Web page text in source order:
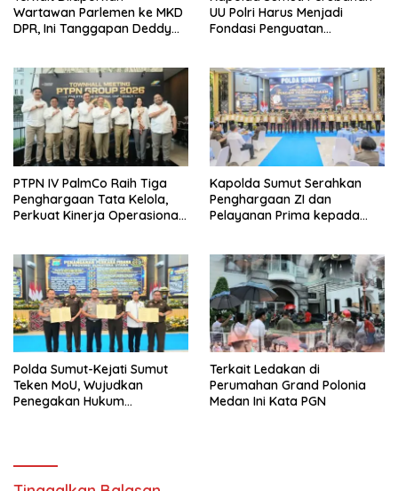
Wartawan Parlemen ke MKD
DPR, Ini Tanggapan Deddy
UU Polri Harus Menjadi
Fondasi Penguatan
PTPN IV PalmCo Raih Tiga
Penghargaan Tata Kelola,
Perkuat Kinerja Operasional
Kapolda Sumut Serahkan
Penghargaan ZI dan
Pelayanan Prima kepada
Polda Sumut-Kejati Sumut
Teken MoU, Wujudkan
Penegakan Hukum
Terkait Ledakan di
Perumahan Grand Polonia
Medan Ini Kata PGN